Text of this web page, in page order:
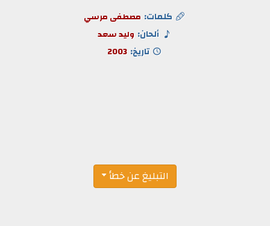
كلمات: مصطفى مرسي
ألحان: وليد سعد
تاريخ: 2003
التبليغ عن خطأ